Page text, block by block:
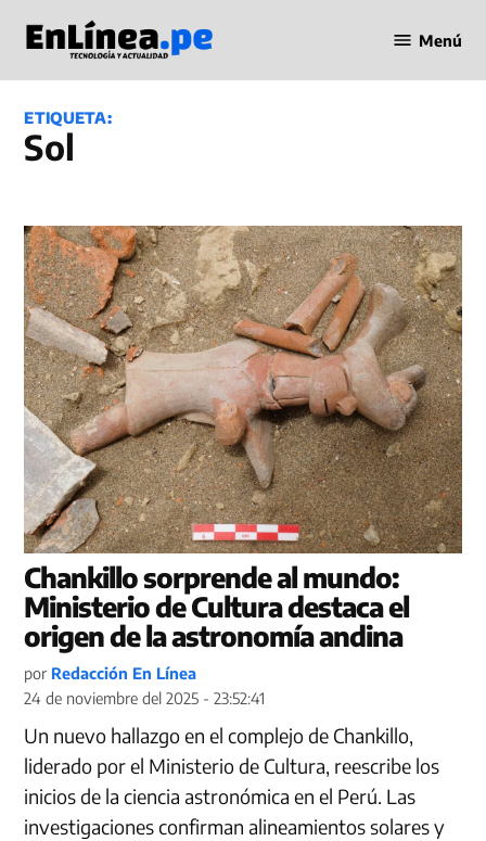
contenido
en Línea
Menú
ETIQUETA:
sol
Chankillo sorprende al mundo:
Ministerio de Cultura destaca el
origen de la astronomía andina
por Redacción En Línea
24 de noviembre del 2025 - 23:52:41
Un nuevo hallazgo en el complejo de Chankillo,
liderado por el Ministerio de Cultura, reescribe los
inicios de la ciencia astronómica en el Perú. Las
investigaciones confirman alineamientos solares y